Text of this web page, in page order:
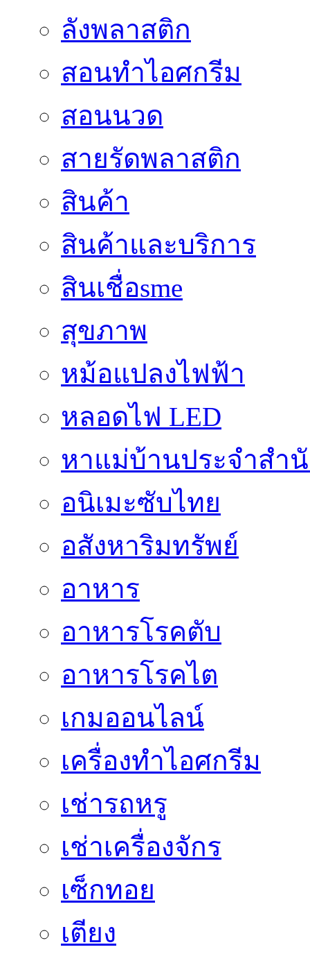
ลังพลาสติก
สอนทำไอศกรีม
สอนนวด
สายรัดพลาสติก
สินค้า
สินค้าและบริการ
สินเชื่อsme
สุขภาพ
หม้อแปลงไฟฟ้า
หลอดไฟ LED
หาแม่บ้านประจำสำ
อนิเมะซับไทย
อสังหาริมทรัพย์
อาหาร
อาหารโรคตับ
อาหารโรคไต
เกมออนไลน์
เครื่องทำไอศกรีม
เช่ารถหรู
เช่าเครื่องจักร
เซ็กทอย
เตียง